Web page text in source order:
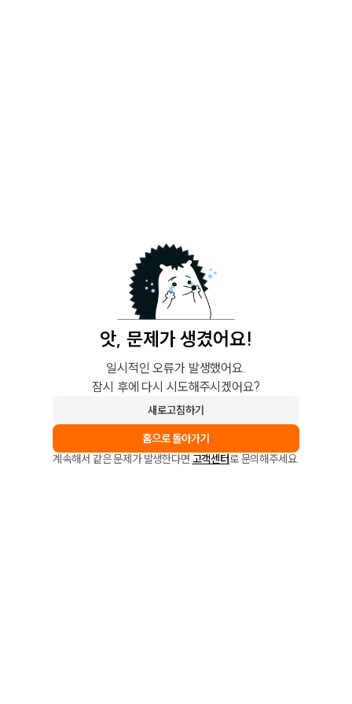
앗, 문제가 생겼어요!
일시적인 오류가 발생했어요.
잠시 후에 다시 시도해주시겠어요?
새로고침하기
홈으로 돌아가기
계속해서 같은 문제가 발생한다면 고객센터로 문의해주세요.